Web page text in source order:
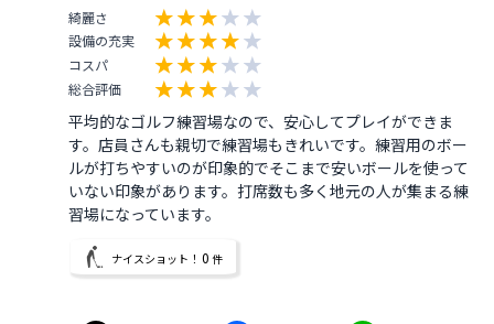
綺麗さ
設備の充実
コスパ
総合評価
平均的なゴルフ練習場なので、安心してプレイができま
す。店員さんも親切で練習場もきれいです。練習用のボー
ルが打ちやすいのが印象的でそこまで安いボールを使って
いない印象があります。打席数も多く地元の人が集まる練
習場になっています。
ナイスショット！ 0 件